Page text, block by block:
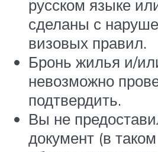
русском языке
сделаны с
визовых правил.
Бронь жилья и/
невозможно
подтвердить.
Вы не
документ (в